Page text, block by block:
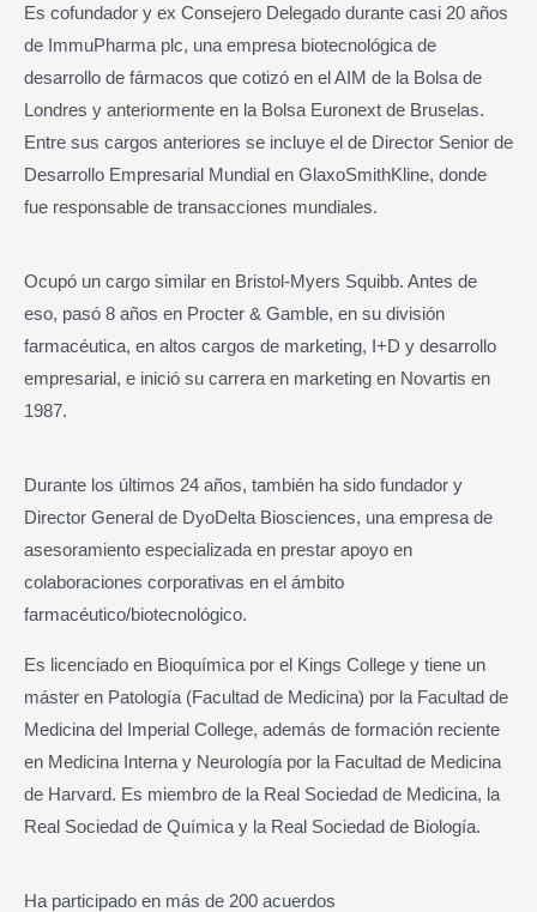
Es cofundador y ex Consejero Delegado durante casi 20 años
de ImmuPharma plc, una empresa biotecnológica de
desarrollo de fármacos que cotizó en el AIM de la Bolsa de
Londres y anteriormente en la Bolsa Euronext de Bruselas.
Entre sus cargos anteriores se incluye el de Director Senior de
Desarrollo Empresarial Mundial en GlaxoSmithKline, donde
fue responsable de transacciones mundiales.
Ocupó un cargo similar en Bristol-Myers Squibb. Antes de
eso, pasó 8 años en Procter & Gamble, en su división
farmacéutica, en altos cargos de marketing, I+D y desarrollo
empresarial, e inició su carrera en marketing en Novartis en
1987.
Durante los últimos 24 años, también ha sido fundador y
Director General de DyoDelta Biosciences, una empresa de
asesoramiento especializada en prestar apoyo en
colaboraciones corporativas en el ámbito
farmacéutico/biotecnológico.
Es licenciado en Bioquímica por el Kings College y tiene un
máster en Patología (Facultad de Medicina) por la Facultad de
Medicina del Imperial College, además de formación reciente
en Medicina Interna y Neurología por la Facultad de Medicina
de Harvard. Es miembro de la Real Sociedad de Medicina, la
Real Sociedad de Química y la Real Sociedad de Biología.
Ha participado en más de 200 acuerdos